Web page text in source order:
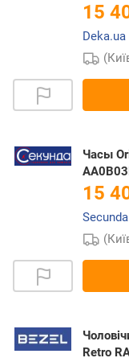
15
Deka.ua
Часы
15
Retro